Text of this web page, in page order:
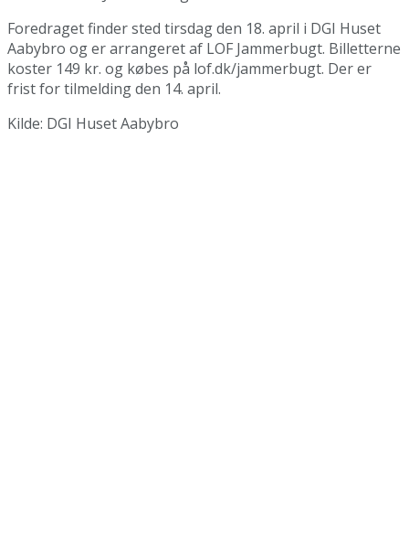
Foredraget finder sted tirsdag den 18. april i DGI Huset
Aabybro og er arrangeret af LOF Jammerbugt. Billetterne
koster 149 kr. og købes på lof.dk/jammerbugt. Der er
frist for tilmelding den 14. april.
Kilde: DGI Huset Aabybro